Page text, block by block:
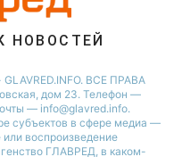
НОВОСТЕЙ
ВСЕ ПРАВА
дом 23. Телефон —
— info@glavred.info.
cубъектов в сфере медиа —
воспроизведение
ГЛАВРЕД, в каком-